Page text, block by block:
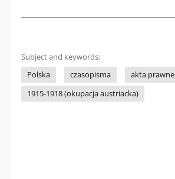
Subject and keywords:
Polska
czasopisma
akta prawne
1915-1918 (okupacja austriacka)